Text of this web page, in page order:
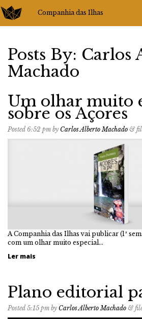
Companhia das Ilhas
Posts By: Carlos
Machado
Um olhar muito
sobre os Açores
Posted 6:52 pm by Carlos Alberto Machado &
A Companhia das Ilhas vai publicar (1ª
com um olhar muito especial…
Ler mais
Plano editorial
Posted 5:15 pm by Carlos Alberto Machado &